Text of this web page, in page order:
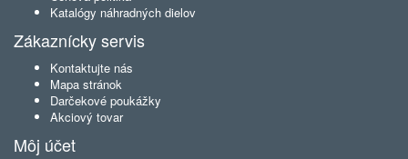
Katalógy náhradných dielov
Zákaznícky servis
Kontaktujte nás
Mapa stránok
Darčekové poukážky
Akciový tovar
Môj účet